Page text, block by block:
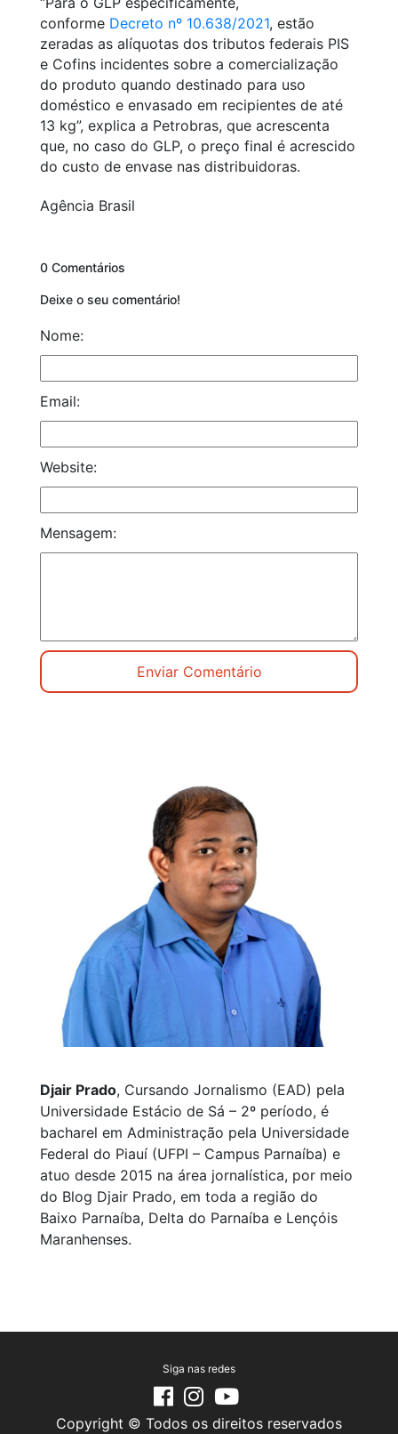
conforme Decreto nº 10.638/2021, estão
zeradas as alíquotas dos tributos federais PIS
e Cofins incidentes sobre a comercialização
do produto quando destinado para uso
doméstico e envasado em recipientes de até
13 kg”, explica a Petrobras, que acrescenta
que, no caso do GLP, o preço final é acrescido
do custo de envase nas distribuidoras.
Agência Brasil
0 Comentários
Deixe o seu comentário!
Nome:
Email:
Website:
Mensagem:
Djair Prado, Cursando Jornalismo (EAD) pela
Universidade Estácio de Sá – 2º período, é
bacharel em Administração pela Universidade
Federal do Piauí (UFPI – Campus Parnaíba) e
atuo desde 2015 na área jornalística, por meio
do Blog Djair Prado, em toda a região do
Baixo Parnaíba, Delta do Parnaíba e Lençóis
Maranhenses.
Siga nas redes
Copyright © Todos os direitos reservados